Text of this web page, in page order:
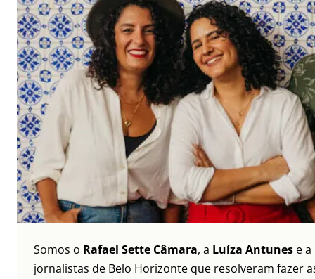
Somos o Rafael Sette Câmara, a Luíza Antunes e a
jornalistas de Belo Horizonte que resolveram fazer